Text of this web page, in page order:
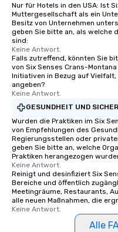
Nur für Hotels in den USA: Ist
Muttergesellschaft als ein
Besitz von Unternehmen
geben Sie bitte an, als welche
sind:
Keine Antwort.
Falls zutreffend, könnten Sie
von Six Senses Crans-
Initiativen in Bezug auf
angeben?
Keine Antwort.
GESUNDHEIT UND
Wurden die Praktiken im Six
von Empfehlungen des
Regierungsstellen oder
geben Sie bitte an, welche
Praktiken herangezogen
Keine Antwort.
Reinigt und desinfiziert Six
Bereiche und öffentlich
Meetingräume, Restaurants,
alle neuen Maßnahmen, die
Keine Antwort.
Alle